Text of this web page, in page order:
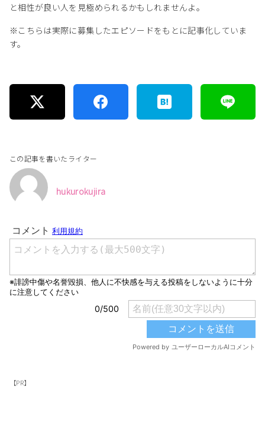
と相性が良い人を見極められるかもしれませんよ。
※こちらは実際に募集したエピソードをもとに記事化していま
す。
この記事を書いたライター
hukurokujira
【PR】